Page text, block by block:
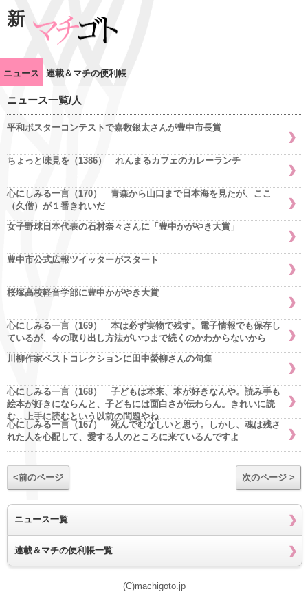
新
ニュース 連載＆マチの便利帳
ニュース一覧/人
平和ポスターコンテストで嘉数銀太さんが豊中市長賞
ちょっと味見を（1386） れんまるカフェのカレーランチ
心にしみる一言（170） 青森から山口まで日本海を見たが、ここ
（久僧）が１番きれいだ
女子野球日本代表の石村奈々さんに「豊中かがやき大賞」
豊中市公式広報ツイッターがスタート
桜塚高校軽音学部に豊中かがやき大賞
心にしみる一言（169） 本は必ず実物で残す。電子情報でも保存し
ているが、今の取り出し方法がいつまで続くのかわからないから
川柳作家ベストコレクションに田中螢柳さんの句集
心にしみる一言（168） 子どもは本来、本が好きなんや。読み手も
絵本が好きにならんと、子どもには面白さが伝わらん。きれいに読
む、上手に読むという以前の問題やね
心にしみる一言（167） 死んでむなしいと思う。しかし、魂は残さ
れた人を心配して、愛する人のところに来ているんですよ
<前のページ 次のページ >
ニュース一覧
連載＆マチの便利帳一覧
(C)machigoto.jp